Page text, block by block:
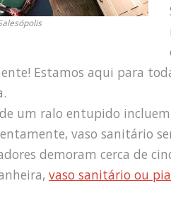
Estamos aqui para
de um ralo entupido
vaso sanitário
demoram cerca de
vaso sanitário ou pia